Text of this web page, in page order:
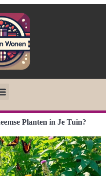
Planten in Je Tuin?